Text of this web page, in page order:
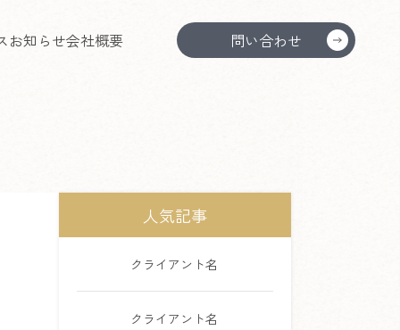
お知らせ会社概要 問い合わせ
人気記事
クライアント名
クライアント名